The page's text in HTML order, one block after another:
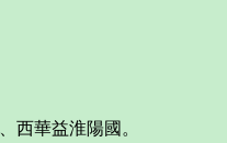
西華益淮陽國。